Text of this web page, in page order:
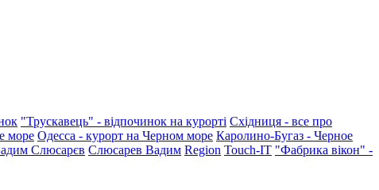
"Трускавець" - відпочинок на курорті Східниця - все про
море Одесса - курорт на Черном море Каролино-Бугаз - Черное
Слюсарєв Слюсарев Вадим Region Touch-IT "Фабрика вікон" -